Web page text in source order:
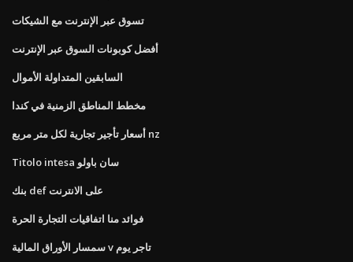
تسوق عبر الإنترنت مع الشيكات
أفضل كوبونات السوق عبر الإنترنت
السابقين المتداولة الأموال
مخطط المناطق الزمنية في كندا
أسعار تأجير تجارية لكل متر مربع nz
Titolo intesa سان باولو
بنك def على الانترنت
فوائد منا اتفاقيات التجارة الحرة
سمسار الأوراق المالية v تاجر يوم